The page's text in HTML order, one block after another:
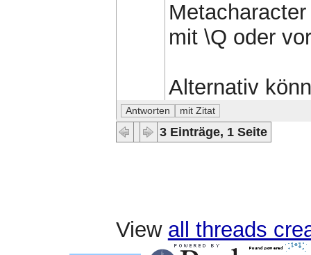
mit \Q oder
Alternativ
3 Einträge, 1 Seite
View all threads